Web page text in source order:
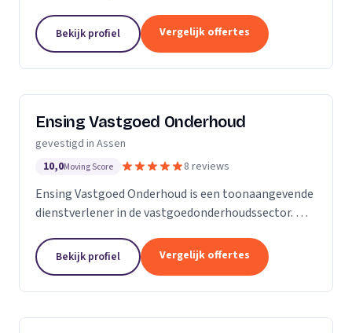
Al onze schilders beschikken over een gedegen...
Bekijk profiel Vergelijk offertes
Ensing Vastgoed Onderhoud
gevestigd in Assen
10,0Moving Score 8 reviews
Ensing Vastgoed Onderhoud is een toonaangevende
dienstverlener in de vastgoedonderhoudssector. Wij
diensten aan te bieden, waaronder
gevelonderhoud,...
Bekijk profiel Vergelijk offertes